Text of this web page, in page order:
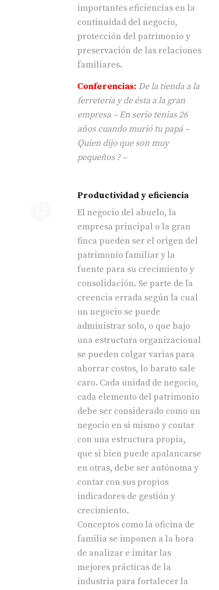
importantes eficiencias en la
continuidad del negocio,
protección del patrimonio y
preservación de las relaciones
familiares.
Conferencias: De la tienda a la
ferretería y de ésta a la gran
empresa – En serio tenias 26
años cuando murió tu papá –
Quien dijo que son muy
pequeños ? –
Productividad y eficiencia
El negocio del abuelo, la
empresa principal o la gran
finca pueden ser el origen del
patrimonio familiar y la
fuente para su crecimiento y
consolidación. Se parte de la
creencia errada según la cual
un negocio se puede
administrar solo, o que bajo
una estructura organizacional
se pueden colgar varias para
ahorrar costos, lo barato sale
caro. Cada unidad de negocio,
cada elemento del patrimonio
debe ser considerado como un
negocio en si mismo y contar
con una estructura propia,
que si bien puede apalancarse
en otras, debe ser autónoma y
contar con sus propios
indicadores de gestión y
crecimiento.
Conceptos como la oficina de
familia se imponen a la hora
de analizar e imitar las
mejores prácticas de la
industria para fortalecer la